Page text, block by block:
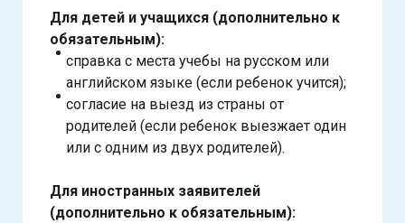
Для детей и учащихся (дополнительно к
обязательным):
справка с места учебы на русском или
английском языке (если ребенок учится);
согласие на выезд из страны от
родителей (если ребенок выезжает один
или с одним из двух родителей).
Для иностранных заявителей
(дополнительно к обязательным):